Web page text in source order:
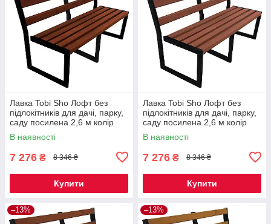
Лавка Tobi Sho Лофт без
підлокітників для дачі, парку,
саду посилена 2,6 м колір
каштан
В наявності
7 276 ₴ 8 346 ₴
Купити
Лавка Tobi Sho Лофт без
підлокітників для дачі, парку,
саду посилена 2,6 м колір
черешня
В наявності
7 276 ₴ 8 346 ₴
Купити
–13% –13%